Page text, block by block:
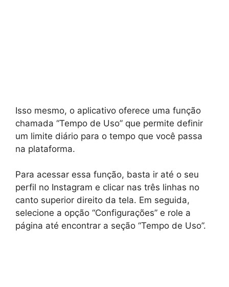
Isso mesmo, o aplicativo oferece uma função
chamada “Tempo de Uso” que permite definir
um limite diário para o tempo que você passa
na plataforma.
Para acessar essa função, basta ir até o seu
perfil no Instagram e clicar nas três linhas no
canto superior direito da tela. Em seguida,
selecione a opção “Configurações” e role a
página até encontrar a seção “Tempo de Uso”.